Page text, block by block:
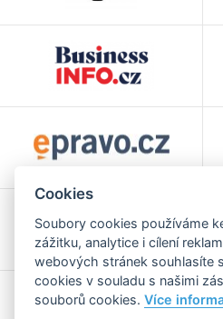
Cookies
Soubory cookies používáme
zážitku, analytice i cílení
webových stránek souhlasíte
cookies v souladu s našimi
souborů cookies.Více